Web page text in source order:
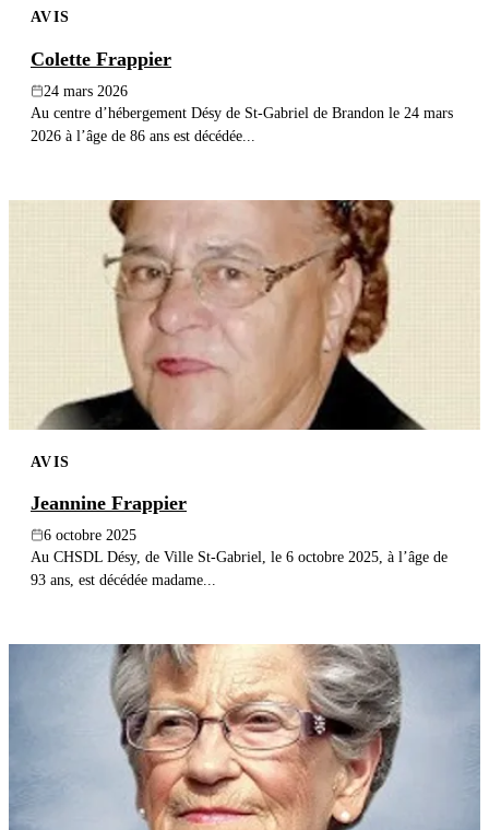
AVIS
Colette Frappier
24 mars 2026
Au centre d’hébergement Désy de St-Gabriel de Brandon le 24 mars
2026 à l’âge de 86 ans est décédée...
AVIS
Jeannine Frappier
6 octobre 2025
Au CHSDL Désy, de Ville St-Gabriel, le 6 octobre 2025, à l’âge de
93 ans, est décédée madame...